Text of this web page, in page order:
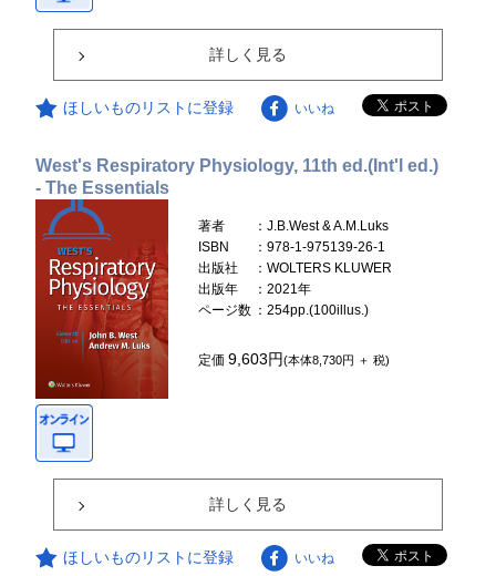
詳しく見る
ほしいものリストに登録 いいね
West's Respiratory Physiology, 11th ed.(Int'l ed.)
- The Essentials
著者
：J.B.West & A.M.Luks
ISBN
：978-1-975139-26-1
出版社
：WOLTERS KLUWER
出版年
：2021年
ページ数 ：254pp.(100illus.)
定価9,603円(本体8,730円 ＋ 税)
詳しく見る
ほしいものリストに登録 いいね